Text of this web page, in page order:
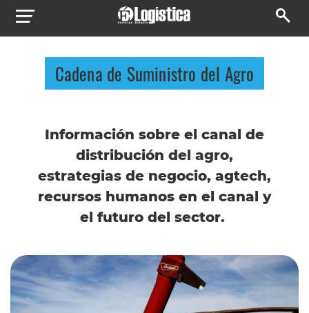
Cadena de Suministro del Agro
Información sobre el canal de
distribución del agro,
estrategias de negocio, agtech,
recursos humanos en el canal y
el futuro del sector.